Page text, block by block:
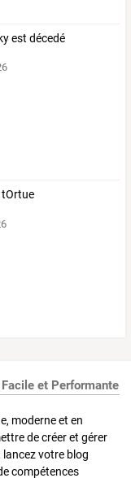
est décedé
tOrtue
et Performante
moderne et en
de créer et gérer
votre blog
compétences